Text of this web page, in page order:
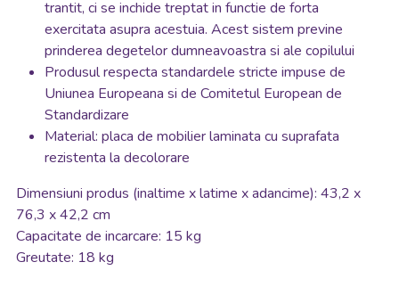
trantit, ci se inchide treptat in functie de forta
exercitata asupra acestuia. Acest sistem previne
prinderea degetelor dumneavoastra si ale copilului
Produsul respecta standardele stricte impuse de
Uniunea Europeana si de Comitetul European de
Standardizare
Material: placa de mobilier laminata cu suprafata
rezistenta la decolorare
Dimensiuni produs (inaltime x latime x adancime): 43,2 x
76,3 x 42,2 cm
Capacitate de incarcare: 15 kg
Greutate: 18 kg